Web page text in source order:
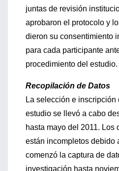
juntas de revisión
aprobaron el protocolo y
dieron su consentimiento
para cada participante
procedimiento del estudio.
Recopilación de Datos
La selección e inscripción
estudio se llevó a cabo
hasta mayo del 2011. Los
están incompletos debido
comenzó la captura de
investigación hasta